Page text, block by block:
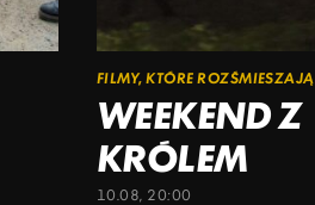
FILMY, KTÓRE ROZŚMIESZAJĄ
WEEKEND Z
KRÓLEM
10.08, 20:00